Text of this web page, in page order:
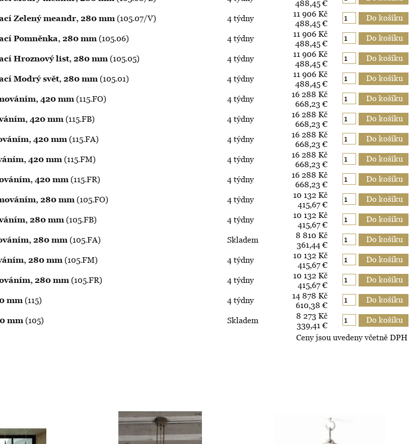
488,45 €
Zelený meandr, 280 mm (105.07/V) 4 týdny
11 906 Kč
488,45 €
Pomněnka, 280 mm (105.06) 4 týdny
11 906 Kč
488,45 €
Hroznový list, 280 mm (105.05) 4 týdny
11 906 Kč
488,45 €
Modrý svět, 280 mm (105.01) 4 týdny
11 906 Kč
488,45 €
420 mm (115.FO) 4 týdny
16 288 Kč
668,23 €
420 mm (115.FB) 4 týdny
16 288 Kč
668,23 €
420 mm (115.FA) 4 týdny
16 288 Kč
668,23 €
420 mm (115.FM) 4 týdny
16 288 Kč
668,23 €
420 mm (115.FR) 4 týdny
16 288 Kč
668,23 €
280 mm (105.FO) 4 týdny
10 132 Kč
415,67 €
280 mm (105.FB) 4 týdny
10 132 Kč
415,67 €
280 mm (105.FA) Skladem
8 810 Kč
361,44 €
280 mm (105.FM) 4 týdny
10 132 Kč
415,67 €
280 mm (105.FR) 4 týdny
10 132 Kč
415,67 €
mm (115) 4 týdny
14 878 Kč
610,38 €
mm (105) Skladem
8 273 Kč
339,41 €
Ceny jsou uvedeny včetně DPH